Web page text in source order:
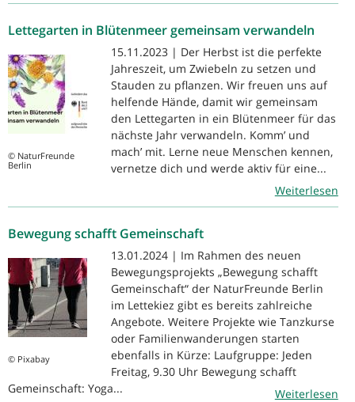
Lettegarten in Blütenmeer gemeinsam verwandeln
© NaturFreunde
Berlin
15.11.2023 | Der Herbst ist die perfekte
Jahreszeit, um Zwiebeln zu setzen und
Stauden zu pflanzen. Wir freuen uns auf
helfende Hände, damit wir gemeinsam
den Lettegarten in ein Blütenmeer für das
nächste Jahr verwandeln. Komm’ und
mach’ mit. Lerne neue Menschen kennen,
vernetze dich und werde aktiv für eine...
Weiterlesen
Bewegung schafft Gemeinschaft
© Pixabay
13.01.2024 | Im Rahmen des neuen
Bewegungsprojekts „Bewegung schafft
Gemeinschaft“ der NaturFreunde Berlin
im Lettekiez gibt es bereits zahlreiche
Angebote. Weitere Projekte wie Tanzkurse
oder Familienwanderungen starten
ebenfalls in Kürze: Laufgruppe: Jeden
Freitag, 9.30 Uhr Bewegung schafft
Gemeinschaft: Yoga...
Weiterlesen